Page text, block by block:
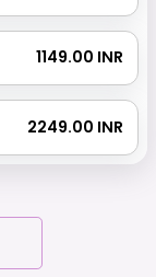
₹ 1149.00 INR
₹ 2249.00 INR